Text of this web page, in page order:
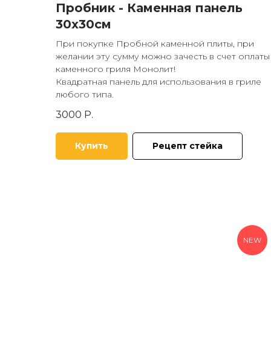
Пробник - Каменная панель
30х30см
При покупке Пробной каменной плиты, при
желании эту сумму можно зачесть в счет оплаты
каменного гриля Монолит!
Квадратная панель для использования в гриле
любого типа.
3000 Р.
Купить Рецепт стейка
NEW